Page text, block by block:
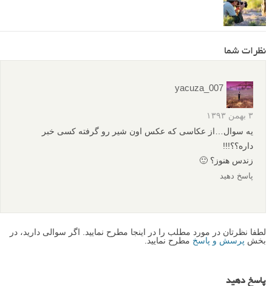
نظرات شما
yacuza_007
۳ بهمن ۱۳۹۳
یه سوال…از عکاسی که عکس اون شیر رو گرفته کسی خبر
داره؟؟!!!
زندس هنوز؟ 🙂
پاسخ دهید
لطفا نظرتان در مورد مطلب را در اینجا مطرح نمایید. اگر سوالی دارید، در
بخش پرسش و پاسخ مطرح نمایید.
پاسخ دهید